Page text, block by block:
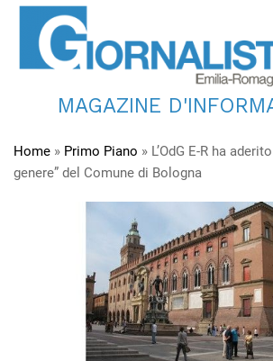
MAGAZINE
Home » Primo Piano » L’OdG E-R ha
genere” del Comune di Bologna